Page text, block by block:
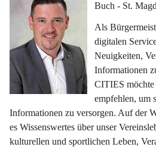
Buch - St.
Als
digitalen
Neuigkeiten,
Informationen
CITIES möchte
empfehlen, um
Informationen zu versorgen. Auf der
es Wissenswertes über unser
kulturellen und sportlichen Leben,